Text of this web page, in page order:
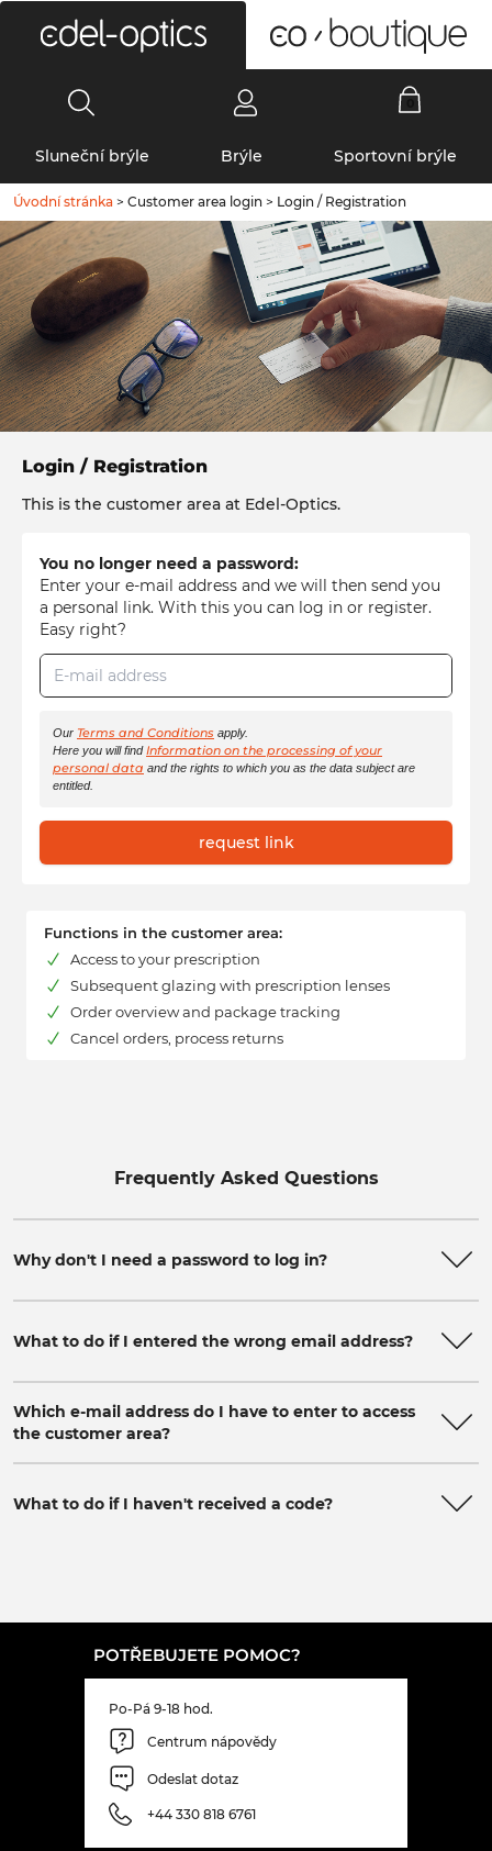
Sluneční brýle Brýle Sportovní brýle
Úvodní stránka > Customer area login > Login / Registration
Login / Registration
This is the customer area at Edel-Optics.
You no longer need a password:
Enter your e-mail address and we will then send you
a personal link. With this you can log in or register.
Easy right?
E-mail address
Our Terms and Conditions apply.
Here you will findInformation on the processing of your
personal data and the rights to which you as the data subject are
entitled.
request link
Functions in the customer area:
Access to your prescription
Subsequent glazing with prescription lenses
Order overview and package tracking
Cancel orders, process returns
Frequently Asked Questions
Why don't I need a password to log in?
What to do if I entered the wrong email address?
Which e-mail address do I have to enter to access
the customer area?
What to do if I haven't received a code?
POTŘEBUJETE POMOC?
Po-Pá 9-18 hod.
Centrum nápovědy
Odeslat dotaz
+44 330 818 6761